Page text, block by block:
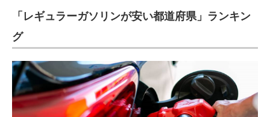
建設×テクノロジーの最前線
ちょっと気になるネットの話題
「レギュラーガソリンが安い都道府県」ランキン
グ